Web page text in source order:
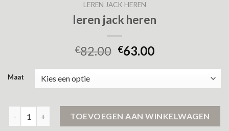
LEREN JACK HEREN
leren jack heren
€82.00 €63.00
Maat
TOEVOEGEN AAN WINKELWAGEN